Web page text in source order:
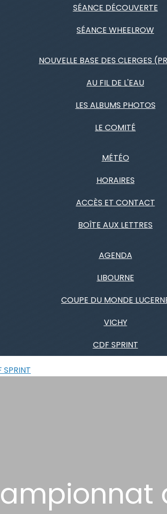
SÉANCE DÉCOUVERTE
SÉANCE WHEELROW
NOUVELLE BASE DES CLERGES
AU FIL DE L'EAU
LES ALBUMS PHOTOS
LE COMITÉ
MÉTÉO
HORAIRES
ACCÈS ET CONTACT
BOÎTE AUX LETTRES
AGENDA
LIBOURNE
COUPE DU MONDE
VICHY
CDF SPRINT
SPRINT